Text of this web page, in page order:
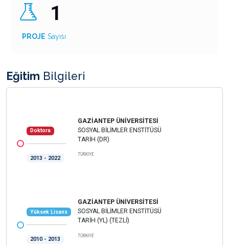
1
PROJE Sayısı
Eğitim Bilgileri
Doktora
2013 - 2022
GAZİANTEP ÜNİVERSİTESİ
SOSYAL BİLİMLER ENSTİTÜSÜ
TARİH (DR)
TÜRKİYE
Yüksek Lisans
2010 - 2013
GAZİANTEP ÜNİVERSİTESİ
SOSYAL BİLİMLER ENSTİTÜSÜ
TARİH (YL) (TEZLİ)
TÜRKİYE